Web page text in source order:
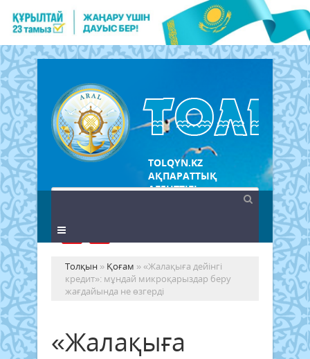
TOLQYN.KZ
АҚПАРАТТЫҚ
АГЕНТТІГІ
Толқын » Қоғам » «Жалақыға дейінгі
кредит»: мұндай микроқарыздар беру
жағдайында не өзгерді
«Жалақыға